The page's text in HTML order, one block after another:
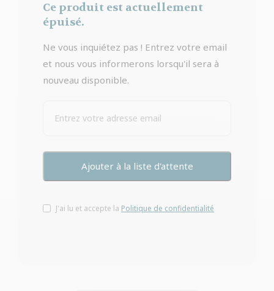
Ce produit est actuellement
épuisé.
Ne vous inquiétez pas ! Entrez votre email
et nous vous informerons lorsqu'il sera à
nouveau disponible.
J'ai lu et accepte la Politique de confidentialité